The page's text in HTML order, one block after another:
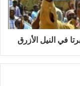
في النيل الأزرق